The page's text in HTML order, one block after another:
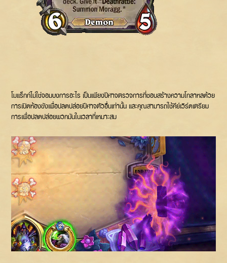
โมแร็กก์ไม่ใช่จอมบงการอะไร เป็นเพียงปีศาจตรวจการที่ชอบสร้างความโกลาหลด้วย
การเปิดห้องขังเพื่อปลดปล่อยปีศาจตัวอื่นเท่านั้น และคุณสามารถใช้คีย์เวิร์ดเตรียม
การเพื่อปลดปล่อยพวกมันในเวลาที่เหมาะสม